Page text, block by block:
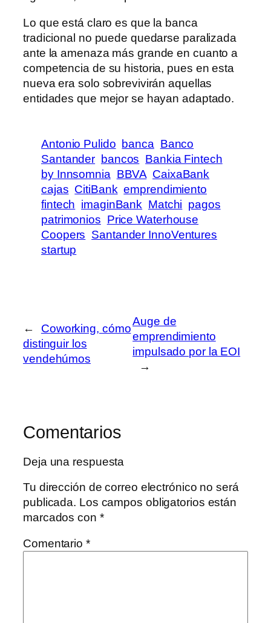
Lo que está claro es que la banca
tradicional no puede quedarse paralizada
ante la amenaza más grande en cuanto a
competencia de su historia, pues en esta
nueva era solo sobrevivirán aquellas
entidades que mejor se hayan adaptado.
Antonio Pulido banca Banco
Santander bancos Bankia Fintech
by Innsomnia BBVA CaixaBank
cajas CitiBank emprendimiento
fintech imaginBank Matchi pagos
patrimonios Price Waterhouse
Coopers Santander InnoVentures
startup
←
Coworking, cómo
distinguir los
vendehúmos
Auge de
emprendimiento
impulsado por la EOI
→
Comentarios
Deja una respuesta
Tu dirección de correo electrónico no será
publicada. Los campos obligatorios están
marcados con *
Comentario *